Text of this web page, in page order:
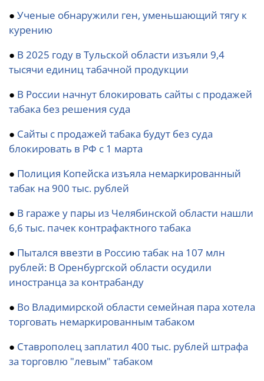
● Ученые обнаружили ген, уменьшающий тягу к
курению
● В 2025 году в Тульской области изъяли 9,4
тысячи единиц табачной продукции
● В России начнут блокировать сайты с продажей
табака без решения суда
● Сайты с продажей табака будут без суда
блокировать в РФ с 1 марта
● Полиция Копейска изъяла немаркированный
табак на 900 тыс. рублей
● В гараже у пары из Челябинской области нашли
6,6 тыс. пачек контрафактного табака
● Пытался ввезти в Россию табак на 107 млн
рублей: В Оренбургской области осудили
иностранца за контрабанду
● Во Владимирской области семейная пара хотела
торговать немаркированным табаком
● Ставрополец заплатил 400 тыс. рублей штрафа
за торговлю "левым" табаком